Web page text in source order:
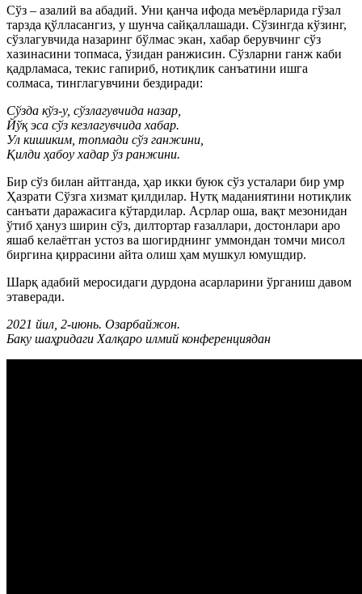
Сўз – азалий ва абадий. Уни қанча ифода меъёрларида гўзал
тарзда қўлласангиз, у шунча сайқаллашади. Сўзингда кўзинг,
сўзлагувчида назаринг бўлмас экан, хабар берувчинг сўз
хазинасини топмаса, ўзидан ранжисин. Сўзларни ганж каби
қадрламаса, текис гапириб, нотиқлик санъатини ишга
солмаса, тинглагувчини бездиради:
Сўзда кўз-у, сўзлагувчида назар,
Йўқ эса сўз кезлагувчида хабар.
Ул кишиким, топмади сўз ганжини,
Қилди ҳабоу хадар ўз ранжини.
Бир сўз билан айтганда, ҳар икки буюк сўз усталари бир умр
Ҳазрати Сўзга хизмат қилдилар. Нутқ маданиятини нотиқлик
санъати даражасига кўтардилар. Асрлар оша, вақт мезонидан
ўтиб ҳануз ширин сўз, дилтортар ғазаллари, достонлари аро
яшаб келаётган устоз ва шогирднинг уммондан томчи мисол
биргина қиррасини айта олиш ҳам мушкул юмушдир.
Шарқ адабий меросидаги дурдона асарларини ўрганиш давом
этаверади.
2021 йил, 2-июнь. Озарбайжон.
Баку шаҳридаги Халқаро илмий конференциядан